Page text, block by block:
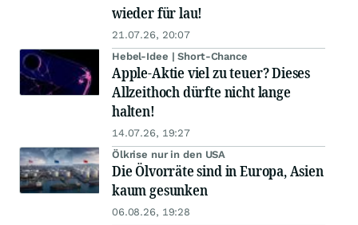
wieder für lau!
21.07.26, 20:07
Hebel-Idee | Short-Chance
Apple-Aktie viel zu teuer? Dieses
Allzeithoch dürfte nicht lange
halten!
14.07.26, 19:27
Ölkrise nur in den USA
Die Ölvorräte sind in Europa, Asien
kaum gesunken
06.08.26, 19:28